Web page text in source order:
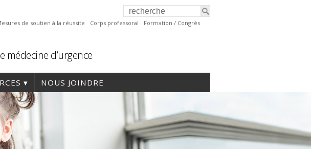
de soutien à la réussite Corps professoral Formation / Congrès
d’urgence
NOUS JOINDRE